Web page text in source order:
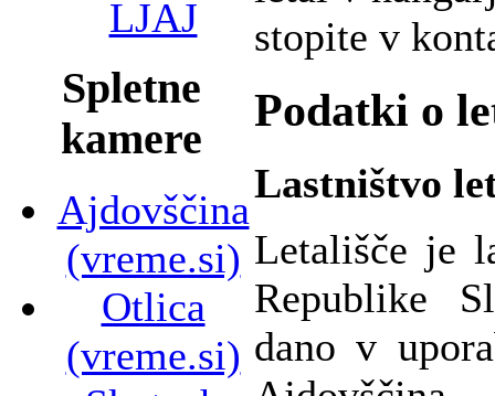
LJAJ
Spletne
kamere
Ajdovščina
(vreme.si)
Otlica
(vreme.si)
stopite v
Podatki o
Lastništvo
Letališče je
Republike
dano v